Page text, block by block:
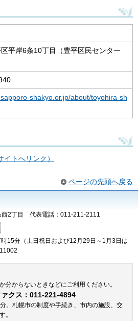
平岸6条10丁目（豊平区民センター
shakyo.or.jp/about/toyohira-sh
トへリンク）
ページの先頭へ戻る
西2丁目 代表電話：011-211-2111
15分（土日祝日および12月29日～1月3日は
分からないときなどにご利用ください。
ァクス：011-221-4894
。札幌市の制度や手続き、市内の施設、交
。